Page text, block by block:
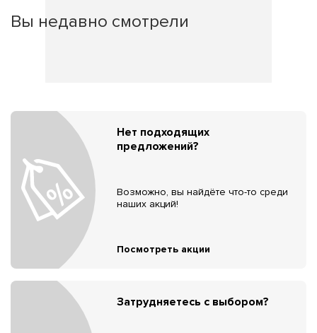
Вы недавно смотрели
Нет подходящих
предложений?
Возможно, вы найдёте что-то среди
наших акций!
Посмотреть акции
Затрудняетесь с выбором?